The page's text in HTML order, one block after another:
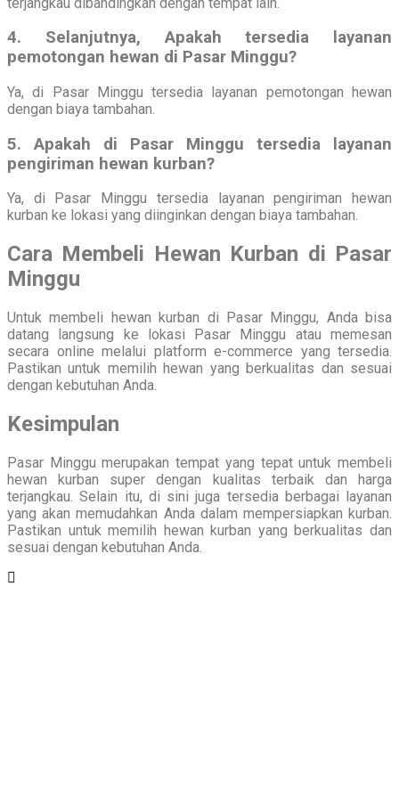
4. Selanjutnya, Apakah tersedia layanan
pemotongan hewan di Pasar Minggu?
Ya, di Pasar Minggu tersedia layanan pemotongan hewan
dengan biaya tambahan.
5. Apakah di Pasar Minggu tersedia layanan
pengiriman hewan kurban?
Ya, di Pasar Minggu tersedia layanan pengiriman hewan
kurban ke lokasi yang diinginkan dengan biaya tambahan.
Cara Membeli Hewan Kurban di Pasar
Minggu
Untuk membeli hewan kurban di Pasar Minggu, Anda bisa
datang langsung ke lokasi Pasar Minggu atau memesan
secara online melalui platform e-commerce yang tersedia.
Pastikan untuk memilih hewan yang berkualitas dan sesuai
dengan kebutuhan Anda.
Kesimpulan
Pasar Minggu merupakan tempat yang tepat untuk membeli
hewan kurban super dengan kualitas terbaik dan harga
terjangkau. Selain itu, di sini juga tersedia berbagai layanan
yang akan memudahkan Anda dalam mempersiapkan kurban.
Pastikan untuk memilih hewan kurban yang berkualitas dan
sesuai dengan kebutuhan Anda.